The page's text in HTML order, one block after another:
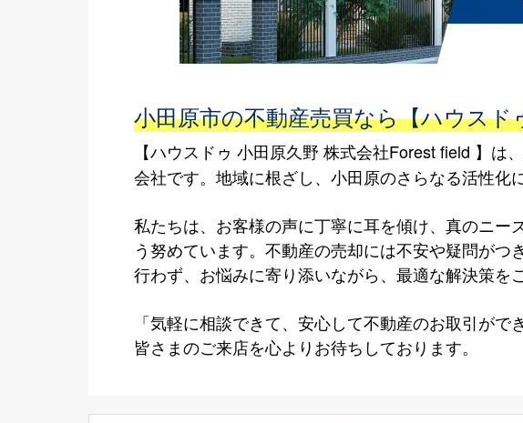
小田原市の不動産売買なら【ハウス
【ハウスドゥ 小田原久野 株式会社Forest field 】
会社です。地域に根ざし、小田原のさらなる活性化
私たちは、お客様の声に丁寧に耳を傾け、真のニー
う努めています。不動産の売却には不安や疑問が
行わず、お悩みに寄り添いながら、最適な解決策を
「気軽に相談できて、安心して不動産のお取引が
皆さまのご来店を心よりお待ちしております。